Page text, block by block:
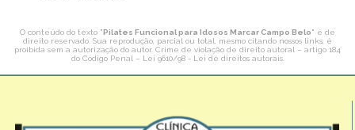
O conteúdo do texto "Pilates Funcional para Idosos Marcar Campo Belo" é de
direito reservado. Sua reprodução, parcial ou total, mesmo citando nossos links, é
proibida sem a autorização do autor. Crime de violação de direito autoral – artigo 184
do Código Penal – Lei 9610/98 - Lei de direitos autorais.